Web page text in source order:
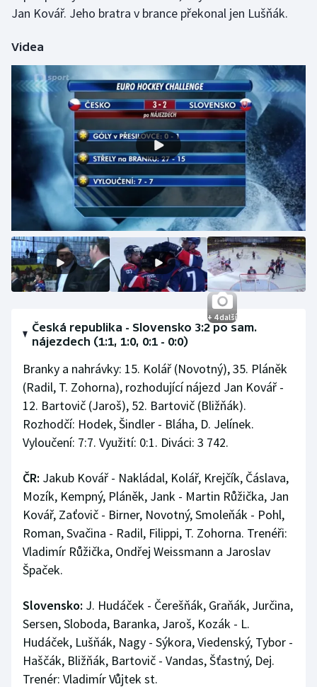
Stolní tenis
Triatlon
Veslování
Vodní slalom
Volejbal
Ostatní
Jan Kovář. Jeho bratra v brance překonal jen Lušňák.
Videa
+ 4 další
Česká republika - Slovensko 3:2 po sam.
nájezdech (1:1, 1:0, 0:1 - 0:0)
Branky a nahrávky: 15. Kolář (Novotný), 35. Pláněk
(Radil, T. Zohorna), rozhodující nájezd Jan Kovář -
12. Bartovič (Jaroš), 52. Bartovič (Bližňák).
Rozhodčí: Hodek, Šindler - Bláha, D. Jelínek.
Vyloučení: 7:7. Využití: 0:1. Diváci: 3 742.
ČR: Jakub Kovář - Nakládal, Kolář, Krejčík, Čáslava,
Mozík, Kempný, Pláněk, Jank - Martin Růžička, Jan
Kovář, Zaťovič - Birner, Novotný, Smoleňák - Pohl,
Roman, Svačina - Radil, Filippi, T. Zohorna. Trenéři:
Vladimír Růžička, Ondřej Weissmann a Jaroslav
Špaček.
Slovensko: J. Hudáček - Čerešňák, Graňák, Jurčina,
Sersen, Sloboda, Baranka, Jaroš, Kozák - L.
Hudáček, Lušňák, Nagy - Sýkora, Viedenský, Tybor -
Haščák, Bližňák, Bartovič - Vandas, Šťastný, Dej.
Trenér: Vladimír Vůjtek st.